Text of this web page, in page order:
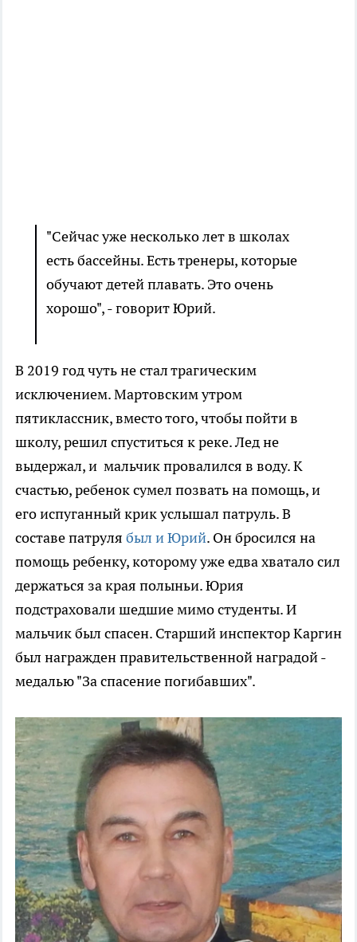
"Сейчас уже несколько лет в школах
есть бассейны. Есть тренеры, которые
обучают детей плавать. Это очень
хорошо", - говорит Юрий.
В 2019 год чуть не стал трагическим
исключением. Мартовским утром
пятиклассник, вместо того, чтобы пойти в
школу, решил спуститься к реке. Лед не
выдержал, и мальчик провалился в воду. К
счастью, ребенок сумел позвать на помощь, и
его испуганный крик услышал патруль. В
составе патруля был и Юрий. Он бросился на
помощь ребенку, которому уже едва хватало сил
держаться за края полыньи. Юрия
подстраховали шедшие мимо студенты. И
мальчик был спасен. Старший инспектор Каргин
был награжден правительственной наградой -
медалью "За спасение погибавших".